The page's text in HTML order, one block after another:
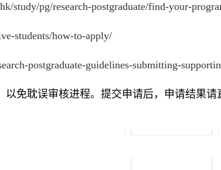
study/pg/research-postgraduate/find-your-
students/how-to-apply/
postgraduate-guidelines-submitting-
以免耽误审核进程。提交申请后，申请结果